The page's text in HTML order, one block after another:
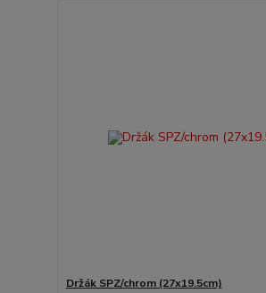
Držák SPZ/chrom (27x19.5cm)